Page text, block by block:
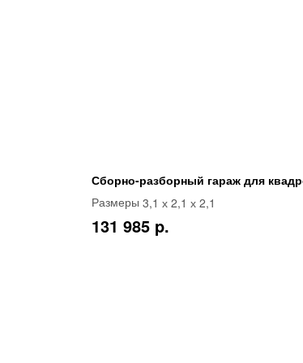
Сборно-разборный гараж для
Размеры 3,1 х 2,1 х 2,1
131 985 p.